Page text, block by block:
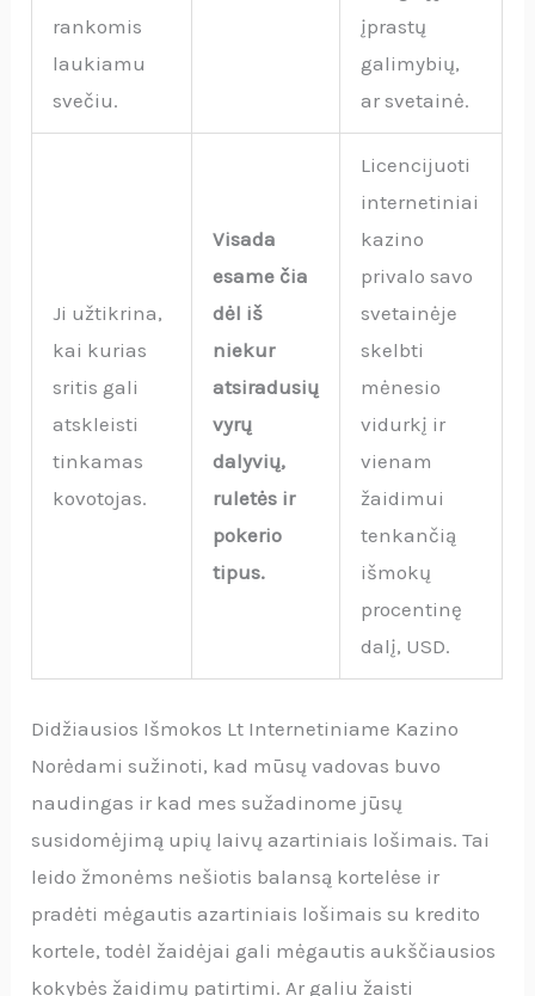
rankomis
laukiamu
svečiu.
įprastų
galimybių,
ar svetainė.
Ji užtikrina,
kai kurias
sritis gali
atskleisti
tinkamas
kovotojas.
Visada
esame čia
dėl iš
niekur
atsiradusių
vyrų
dalyvių,
ruletės ir
pokerio
tipus.
Licencijuoti
internetiniai
kazino
privalo savo
svetainėje
skelbti
mėnesio
vidurkį ir
vienam
žaidimui
tenkančią
išmokų
procentinę
dalį, USD.
Didžiausios Išmokos Lt Internetiniame Kazino
Norėdami sužinoti, kad mūsų vadovas buvo
naudingas ir kad mes sužadinome jūsų
susidomėjimą upių laivų azartiniais lošimais. Tai
leido žmonėms nešiotis balansą kortelėse ir
pradėti mėgautis azartiniais lošimais su kredito
kortele, todėl žaidėjai gali mėgautis aukščiausios
kokybės žaidimų patirtimi. Ar galiu žaisti